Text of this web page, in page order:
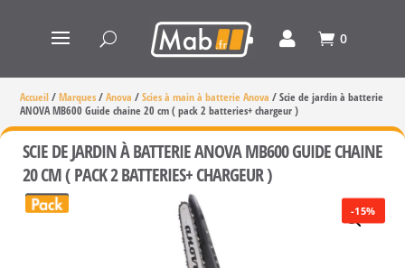
0
Accueil/Marques/Anova /Scies à main à batterie Anova /Scie de jardin à batterie
ANOVA MB600 Guide chaine 20 cm ( pack 2 batteries+ chargeur )
SCIE DE JARDIN À BATTERIE ANOVA MB600 GUIDE CHAINE
20 CM ( PACK 2 BATTERIES+ CHARGEUR )
-15%